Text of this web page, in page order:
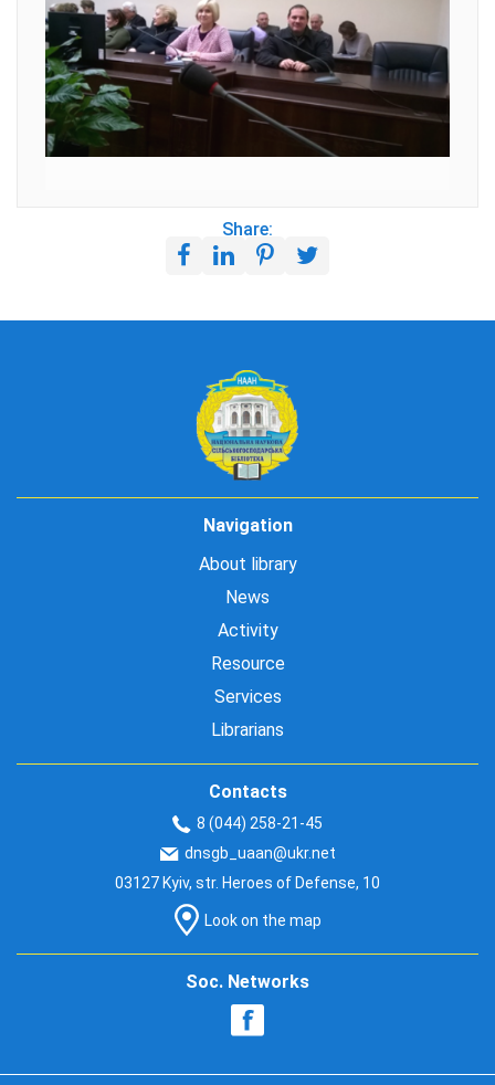
Share:
Navigation
About library
News
Activity
Resource
Services
Librarians
Contacts
8 (044) 258-21-45
dnsgb_uaan@ukr.net
03127 Kyiv, str. Heroes of Defense, 10
Look on the map
Soc. Networks